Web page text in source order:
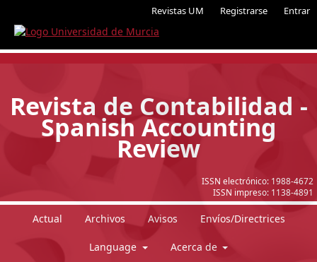
Revistas UM Registrarse Entrar
ISSN electrónico: 1988-4672
ISSN impreso: 1138-4891
Revista de Contabilidad -
Spanish Accounting
Review
Actual Archivos Avisos Envíos/Directrices
Language Acerca de